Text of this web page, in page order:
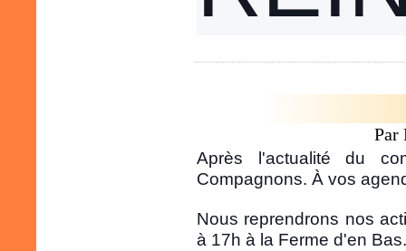
Par
Après l'actualité du
Compagnons. À vos
Nous reprendrons nos
à 17h à la Ferme d'en Bas.